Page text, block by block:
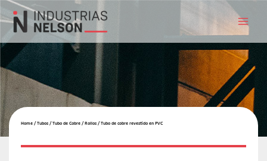
Home /Tubos /Tubo de Cobre /Rollos / Tubo de cobre revestido en PVC